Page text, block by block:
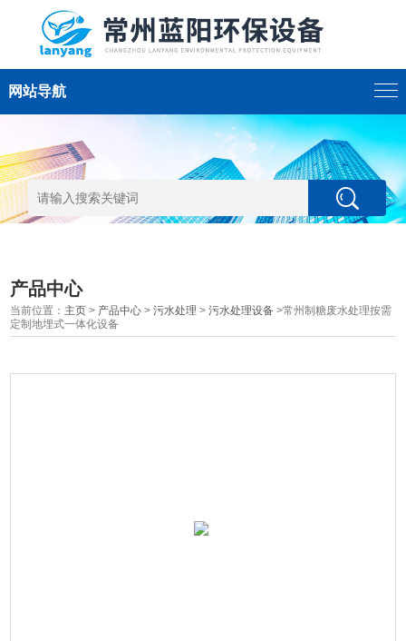
网站导航
产品中心
当前位置： 主页 > 产品中心 >污水处理 >污水处理设备 >常州制糖废水处理按需
定制地埋式一体化设备